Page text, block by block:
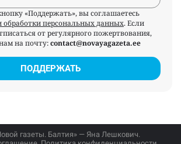
«Поддержать», вы соглашаетесь
обработки персональных данных. Если
от регулярного пожертвования,
на почту:contact@novayagazeta.ee
ПОДДЕРЖАТЬ
газеты. Балтия» — Яна Лешкович.